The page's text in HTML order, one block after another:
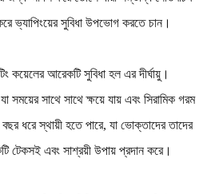
ভ্যাপিংয়ের সুবিধা উপভোগ করতে চান।
কয়েলের আরেকটি সুবিধা হল এর দীর্ঘায়ু।
সময়ের সাথে সাথে ক্ষয়ে যায় এবং সিরামিক গরম
ধরে স্থায়ী হতে পারে, যা ভোক্তাদের তাদের
টেকসই এবং সাশ্রয়ী উপায় প্রদান করে।